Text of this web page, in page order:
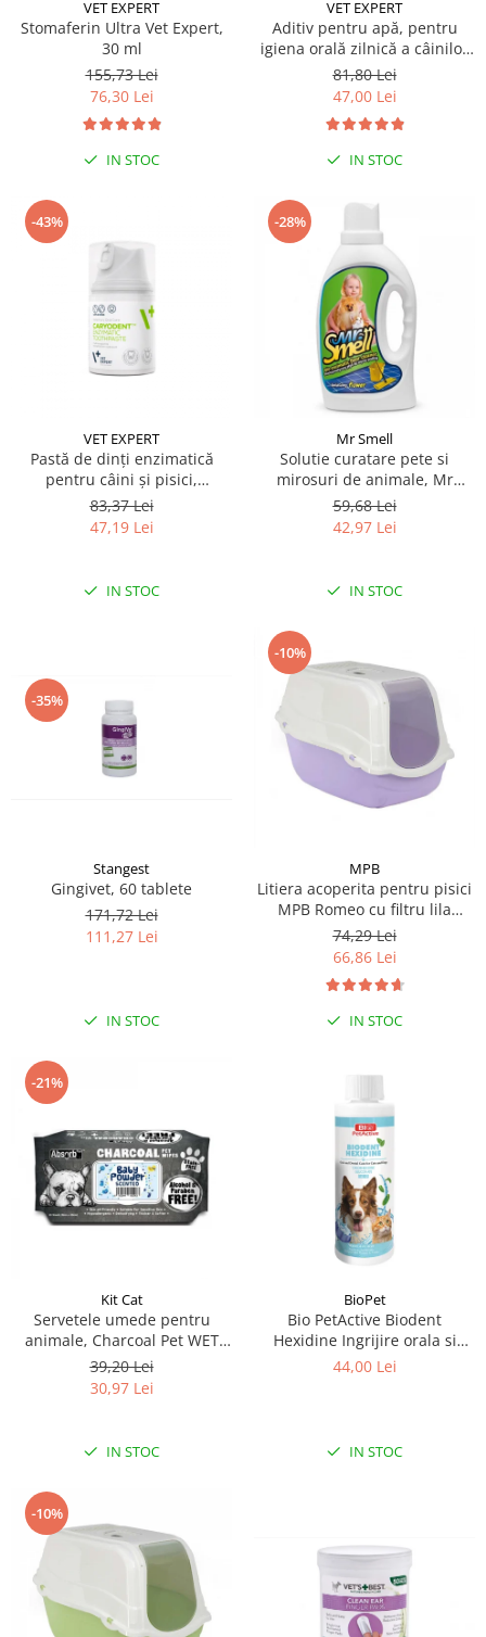
Sampoane si Balsamuri
Servetele Umede
Covorase absorbante
Curatare Ochi
Igiena Catel
Solutii Atractante si repelente
Custi transport - Pisici
Jucarii Pisici
Lese, Hamuri si Zgarzi
Paturi, perne si cosuri pentru pisici
Recompense Delicioase
VET EXPERT
Stomaferin Ultra Vet Expert,
30 ml
155,73 Lei
76,30 Lei
IN STOC
VET EXPERT
Aditiv pentru apă, pentru
igiena orală zilnică a câinilor
și pisicilor Caryodent Proliqua
Vet Expert, 250ml
81,80 Lei
47,00 Lei
IN STOC
-43%
VET EXPERT
Pastă de dinți enzimatică
pentru câini și pisici,
CARYODENT VET EXPERT, gel,
50ml
83,37 Lei
47,19 Lei
IN STOC
-28%
Mr Smell
Solutie curatare pete si
mirosuri de animale, Mr
Smell, Floral, 1000 ml
59,68 Lei
42,97 Lei
IN STOC
-35%
Stangest
Gingivet, 60 tablete
171,72 Lei
111,27 Lei
IN STOC
-10%
MPB
Litiera acoperita pentru pisici
MPB Romeo cu filtru lila
57x39x41(h)cm
74,29 Lei
66,86 Lei
IN STOC
-21%
Kit Cat
Servetele umede pentru
animale, Charcoal Pet WET
Wipes, BABY POWDER- pachet
80 buc
39,20 Lei
30,97 Lei
IN STOC
BioPet
Bio PetActive Biodent
Hexidine Ingrijire orala si
dentara pentru caini si pisici
44,00 Lei
IN STOC
-10%